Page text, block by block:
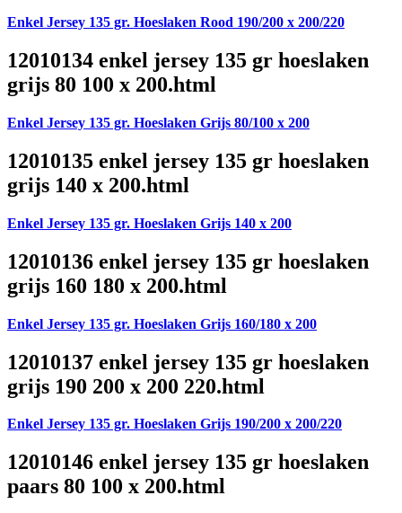
Enkel Jersey 135 gr. Hoeslaken Rood 190/200 x 200/220
12010134 enkel jersey 135 gr hoeslaken
grijs 80 100 x 200.html
Enkel Jersey 135 gr. Hoeslaken Grijs 80/100 x 200
12010135 enkel jersey 135 gr hoeslaken
grijs 140 x 200.html
Enkel Jersey 135 gr. Hoeslaken Grijs 140 x 200
12010136 enkel jersey 135 gr hoeslaken
grijs 160 180 x 200.html
Enkel Jersey 135 gr. Hoeslaken Grijs 160/180 x 200
12010137 enkel jersey 135 gr hoeslaken
grijs 190 200 x 200 220.html
Enkel Jersey 135 gr. Hoeslaken Grijs 190/200 x 200/220
12010146 enkel jersey 135 gr hoeslaken
paars 80 100 x 200.html